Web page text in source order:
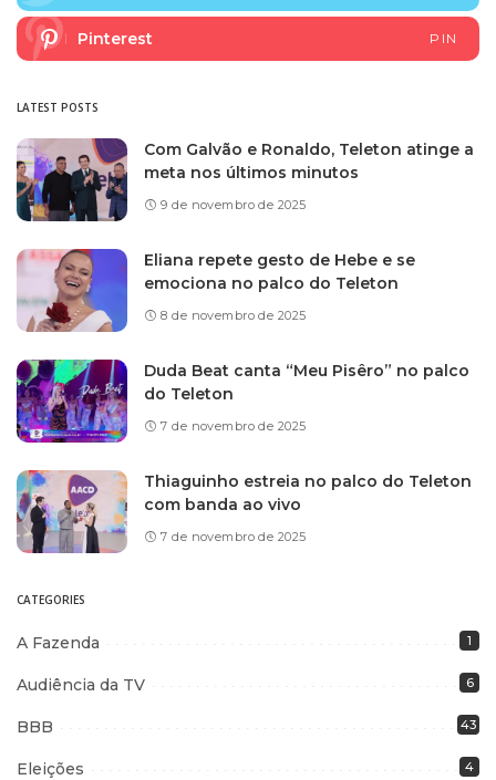
Pinterest PIN
LATEST POSTS
Com Galvão e Ronaldo, Teleton atinge a
meta nos últimos minutos
9 de novembro de 2025
Eliana repete gesto de Hebe e se
emociona no palco do Teleton
8 de novembro de 2025
Duda Beat canta “Meu Pisêro” no palco
do Teleton
7 de novembro de 2025
Thiaguinho estreia no palco do Teleton
com banda ao vivo
7 de novembro de 2025
CATEGORIES
A Fazenda 1
Audiência da TV 6
BBB 43
Eleições 4